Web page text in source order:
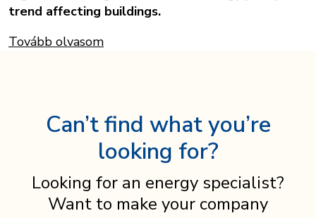
trend affecting buildings.
Tovább olvasom
Can’t find what you’re
looking for?
Looking for an energy specialist?
Want to make your company